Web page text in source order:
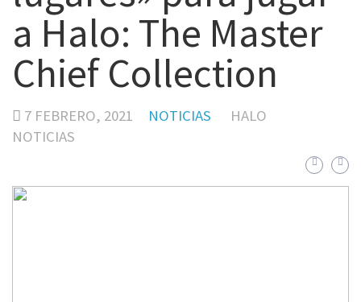
a Halo: The Master
Chief Collection
7 FEBRERO, 2021 NOTICIAS
HALO
NOTICIAS